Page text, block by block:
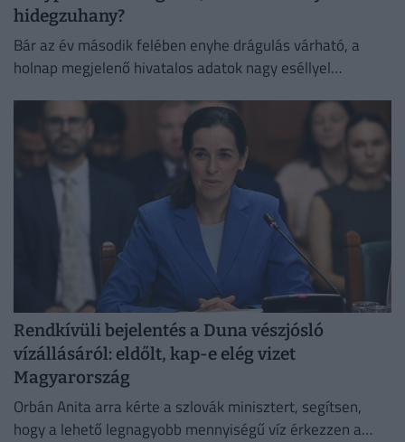
hidegzuhany?
Bár az év második felében enyhe drágulás várható, a
holnap megjelenő hivatalos adatok nagy eséllyel
kamatvágását.
Rendkívüli bejelentés a Duna vészjósló
vízállásáról: eldőlt, kap-e elég vizet
Magyarország
Orbán Anita arra kérte a szlovák minisztert, segítsen,
hogy a lehető legnagyobb mennyiségű víz érkezzen a